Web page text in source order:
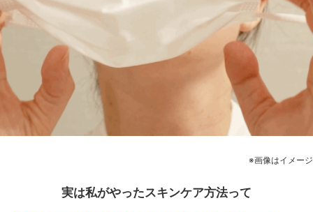
※画像はイメージ
実は私がやったスキンケア方法って